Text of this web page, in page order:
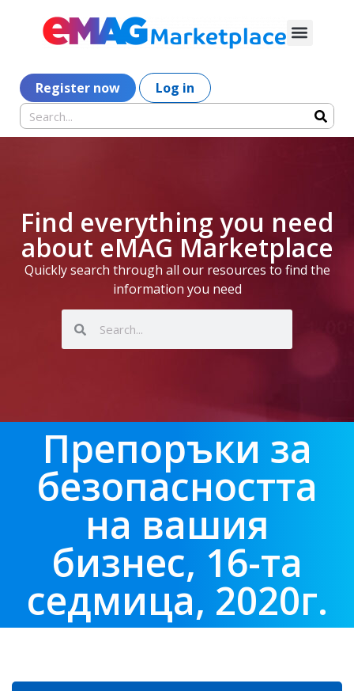
Register now Log in
Find everything you need
about eMAG Marketplace
Quickly search through all our resources to find the
information you need
Препоръки за
безопасността
на вашия
бизнес, 16-та
седмица, 2020г.